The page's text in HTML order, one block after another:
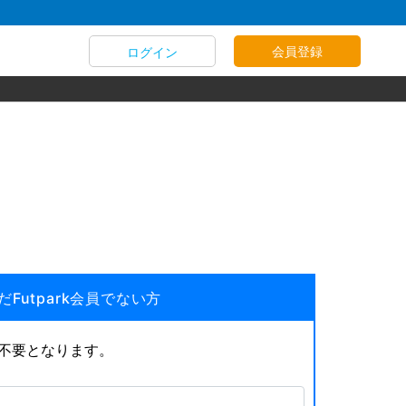
ログイン 会員登録
Futpark会員でない方
となります。